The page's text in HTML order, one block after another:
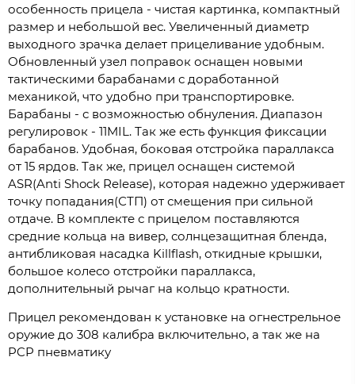
особенность прицела - чистая картинка, компактный
размер и небольшой вес. Увеличенный диаметр
выходного зрачка делает прицеливание удобным.
Обновленный узел поправок оснащен новыми
тактическими барабанами с доработанной
механикой, что удобно при транспортировке.
Барабаны - с возможностью обнуления. Диапазон
регулировок - 11MIL. Так же есть функция фиксации
барабанов. Удобная, боковая отстройка параллакса
от 15 ярдов. Так же, прицел оснащен системой
ASR(Anti Shock Release), которая надежно удерживает
точку попадания(СТП) от смещения при сильной
отдаче. В комплекте с прицелом поставляются
средние кольца на вивер, солнцезащитная бленда,
антибликовая насадка Killflash, откидные крышки,
большое колесо отстройки параллакса,
дополнительный рычаг на кольцо кратности.
Прицел рекомендован к установке на огнестрельное
оружие до 308 калибра включительно, а так же на
PCP пневматику